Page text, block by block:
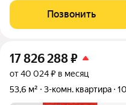
Родные Кварталы, 2, район
административный округ,
Позвонить
17 826 288₽
от 40 024 ₽ в месяц
53,6 м²
3-комн. квартира